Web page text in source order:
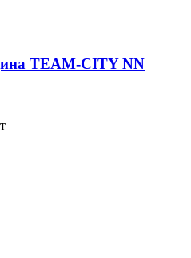
TEAM-CITY NN